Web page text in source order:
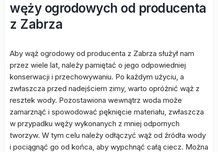
węży ogrodowych od producenta
z Zabrza
Aby wąż ogrodowy od producenta z Zabrza służył nam
przez wiele lat, należy pamiętać o jego odpowiedniej
konserwacji i przechowywaniu. Po każdym użyciu, a
zwłaszcza przed nadejściem zimy, warto opróżnić wąż z
resztek wody. Pozostawiona wewnątrz woda może
zamarznąć i spowodować pęknięcie materiału, zwłaszcza
w przypadku węży wykonanych z mniej odpornych
tworzyw. W tym celu należy odłączyć wąż od źródła wody
i pociągnąć go od końca, aby wypchnąć całą ciecz. Można